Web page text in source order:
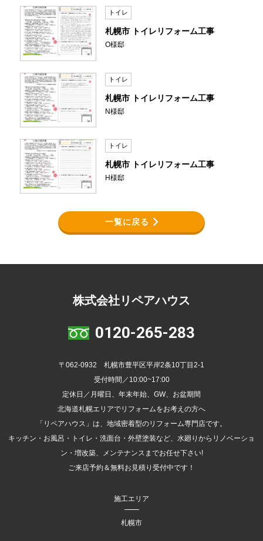
トイレ
札幌市 トイレリフォーム工事
O様邸
トイレ
札幌市 トイレリフォーム工事
N様邸
トイレ
札幌市 トイレリフォーム工事
H様邸
一覧に戻る
株式会社リペアハウス
0120-265-283
〒062-0932 札幌市豊平区平岸2条10丁目2-1
受付時間／10:00~17:00
定休日／月曜日、年末年始、GW、お盆期間
北海道札幌エリアでリフォームをお考えの方へ
「リペアハウス」は、地域密着型のリフォーム専門店です。
キッチン・お風呂・トイレ・洗面台・外壁塗装など、水廻りからリノベーショ
ン・増改築、メンテナンスまでお任せ下さい!
ご来店予約＆無料お見積り受付中です！
施工エリア
札幌市